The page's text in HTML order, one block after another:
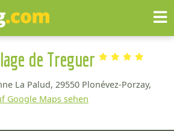
de Treguer
La Palud, 29550 Plonévez-Porzay,
Google Maps sehen